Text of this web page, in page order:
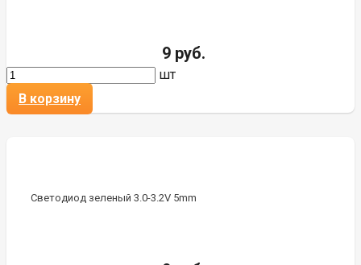
9 руб.
шт
В корзину
Светодиод зеленый 3.0-3.2V 5mm